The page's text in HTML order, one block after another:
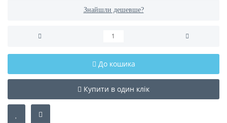
Знайшли дешевше?
До кошика
Купити в один клік